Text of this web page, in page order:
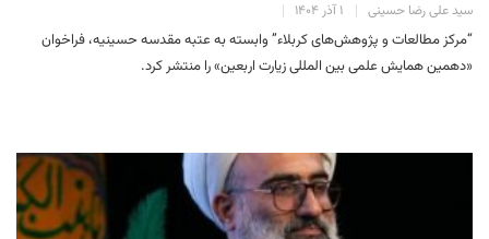
سید علی رضا حسینی ۱ آذر ۱۴۰۴
“مرکز مطالعات و پژوهش‌های کربلاء” وابسته به عتبه مقدسه حسینیه، فراخوان
«دهمین همایش علمی بین المللی زیارت اربعین» را منتشر کرد.